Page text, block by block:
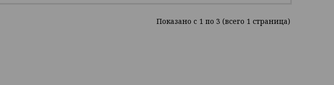
Показано c 1 по 3 (всего 1 страница)